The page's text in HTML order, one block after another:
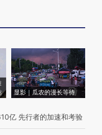
显影｜瓜农的漫长等待
亿 先行者的加速和考验